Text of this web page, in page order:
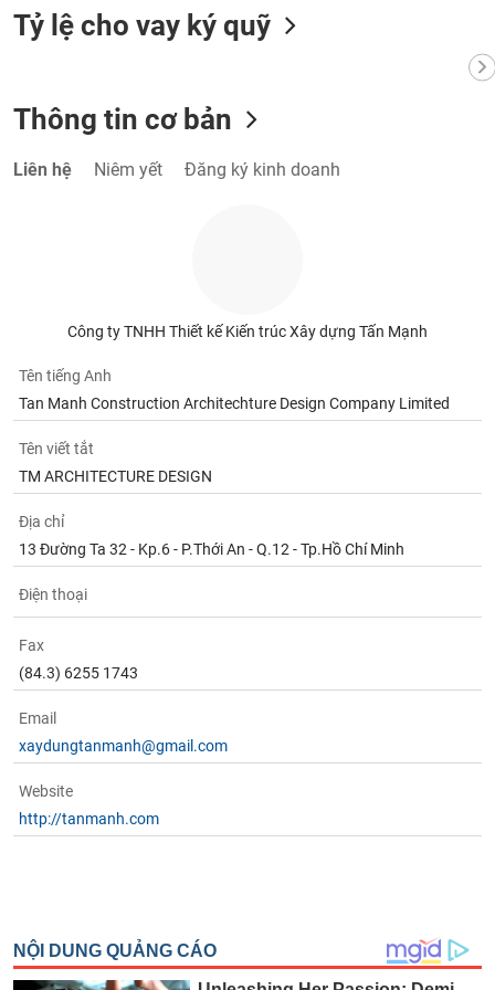
Tỷ lệ cho vay ký quỹ
Thông tin cơ bản
Liên hệ Niêm yết Đăng ký kinh doanh
Công ty TNHH Thiết kế Kiến trúc Xây dựng Tấn Mạnh
Tên tiếng Anh
Tan Manh Construction Architechture Design Company Limited
Tên viết tắt
TM ARCHITECTURE DESIGN
Địa chỉ
13 Đường Ta 32 - Kp.6 - P.Thới An - Q.12 - Tp.Hồ Chí Minh
Điện thoại
Fax
(84.3) 6255 1743
Email
xaydungtanmanh@gmail.com
Website
http://tanmanh.com
TRUYỀN
TIỆN
ĐỘNG
Mã
chứng
khoán
(-)
Lãnh
(-)
Tất cả
tức
Bài
viết
của
Báo
cáo